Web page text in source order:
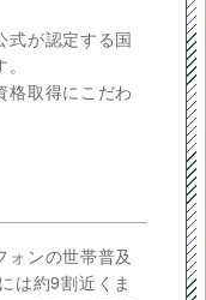
式が認定する国
格取得にこだわ
ォンの世帯普及
は約9割近くま